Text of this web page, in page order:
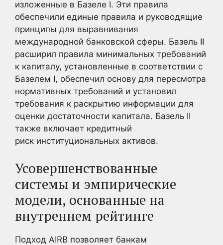
изложенные в Базеле I. Эти правила
обеспечили единые правила и руководящие
принципы для выравнивания
международной банковской сферы. Базель II
расширил правила минимальных требований
к капиталу, установленные в соответствии с
Базелем I, обеспечил основу для пересмотра
нормативных требований и установил
требования к раскрытию информации для
оценки достаточности капитала. Базель II
также включает кредитный
риск институциональных активов.
Усовершенствованные
системы и эмпирические
модели, основанные на
внутреннем рейтинге
Подход AIRB позволяет банкам